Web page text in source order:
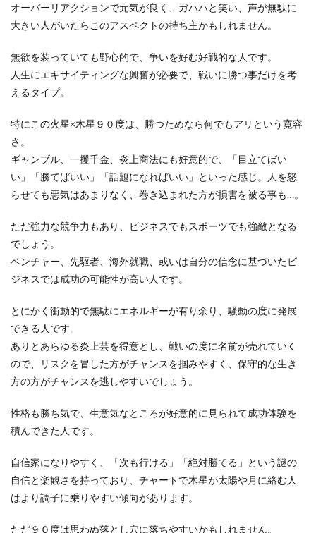
オーバーリアクションで元気が良く、ガハハと笑い、声が無駄に
大きい人がいたらこのアスペクトの持ち主かもしれません。
無欲を装っていても野心的で、争いを好む好戦的な人です。
人生にエキサイティングな興奮が必要で、戦いに勝つ事だけを考
えるタイプ。
特にこの火星×木星９０度は、勝つためなら何でもアリという寛容
さ。
ギャンブル、一攫千金、炎上商法にも好意的で、「目立てばい
い」「勝てばいい」「話題になればいい」といった感じ。人を怒
らせても悪気はあまりなく、巻き込まれた方が損害を被る事も…。
ただ強力な競争力もあり、ビジネスでもスポーツでも強敵となる
でしょう。
ベンチャー、先駆者、海外就職、或いは自分の信念に基づいたビ
ジネスでは成功の可能性が高い人です。
とにかく衝動的で無駄にエネルギーが有り余り、騒動の度に発展
できる人です。
ありとあらゆる炎上芸を得意とし、戦いの度に名前が売れていく
ので、リスクを冒した方がチャンスを掴みやすく、保守的な生き
方の方がチャンスを逃しやすいでしょう。
性格も勝ち気で、生意気なところが好意的に見られて成功体験を
積んできた人です。
自信家になりやすく、「次も行ける」「絶対勝てる」という謎の
自信と楽観さを持っており、チャートで木星が太陽や月に絡む人
はより調子に乗りやすい傾向があります。
ただ９０度は思わぬ落とし穴に落ちやすいかもしれません。